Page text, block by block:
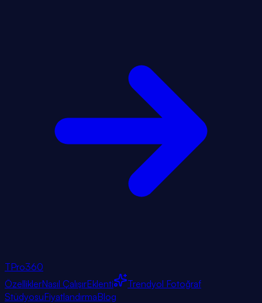
TPro360
ÖzelliklerNasıl ÇalışırEklenti
Trendyol Fotoğraf
StüdyosuFiyatlandırmaBlog